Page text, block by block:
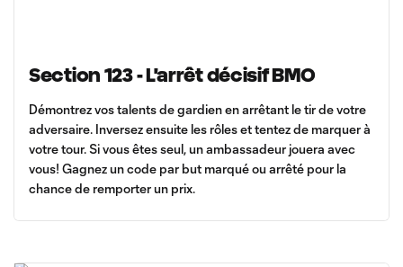
Section 123 - L'arrêt décisif BMO
Démontrez vos talents de gardien en arrêtant le tir de votre
adversaire. Inversez ensuite les rôles et tentez de marquer à
votre tour. Si vous êtes seul, un ambassadeur jouera avec
vous! Gagnez un code par but marqué ou arrêté pour la
chance de remporter un prix.